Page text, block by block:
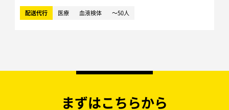
配送代行 医療 血液検体 ～50人
まずはこちらから